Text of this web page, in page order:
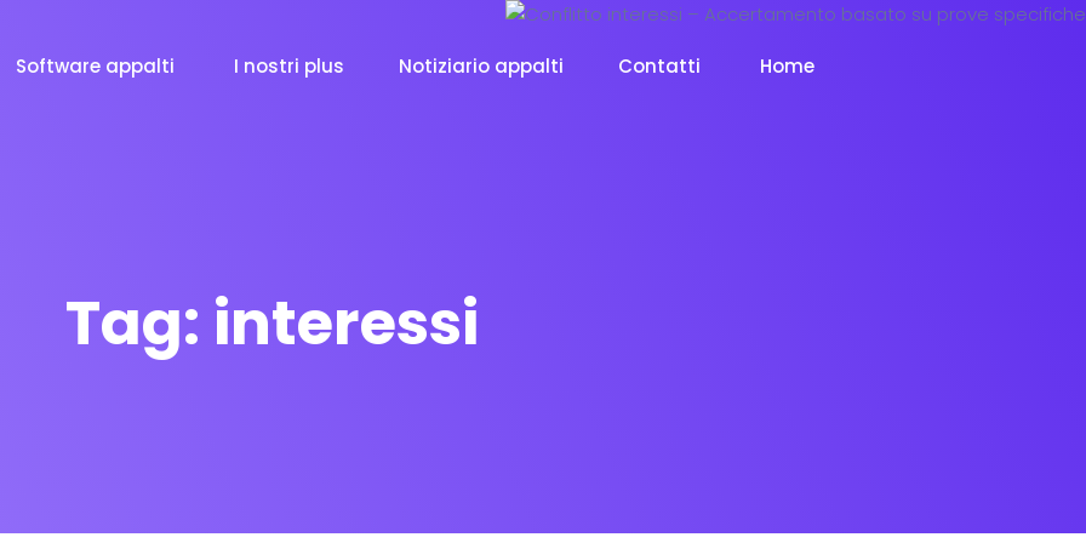
Software appalti I nostri plus Notiziario appalti Contatti Home
Tag: interessi